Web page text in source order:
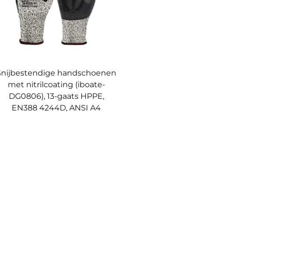
handschoenen
met nitrilcoating (iboate-
DG0806), 13-gaats HPPE,
EN388 4244D, ANSI A4